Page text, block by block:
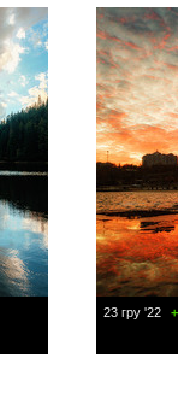
23 гру '22